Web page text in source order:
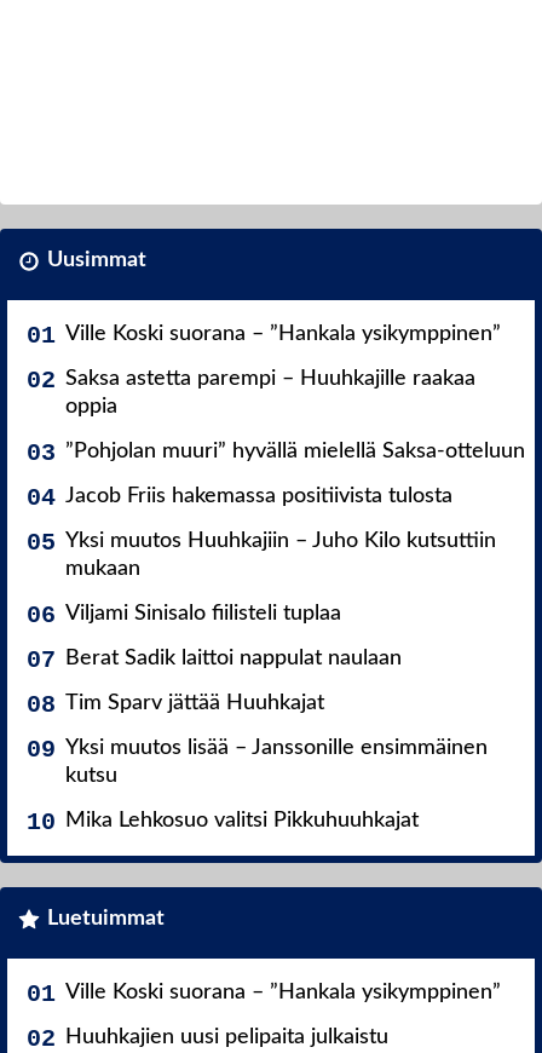
Uusimmat
Ville Koski suorana – ”Hankala ysikymppinen”
Saksa astetta parempi – Huuhkajille raakaa
oppia
”Pohjolan muuri” hyvällä mielellä Saksa-otteluun
Jacob Friis hakemassa positiivista tulosta
Yksi muutos Huuhkajiin – Juho Kilo kutsuttiin
mukaan
Viljami Sinisalo fiilisteli tuplaa
Berat Sadik laittoi nappulat naulaan
Tim Sparv jättää Huuhkajat
Yksi muutos lisää – Janssonille ensimmäinen
kutsu
Mika Lehkosuo valitsi Pikkuhuuhkajat
Luetuimmat
Ville Koski suorana – ”Hankala ysikymppinen”
Huuhkajien uusi pelipaita julkaistu